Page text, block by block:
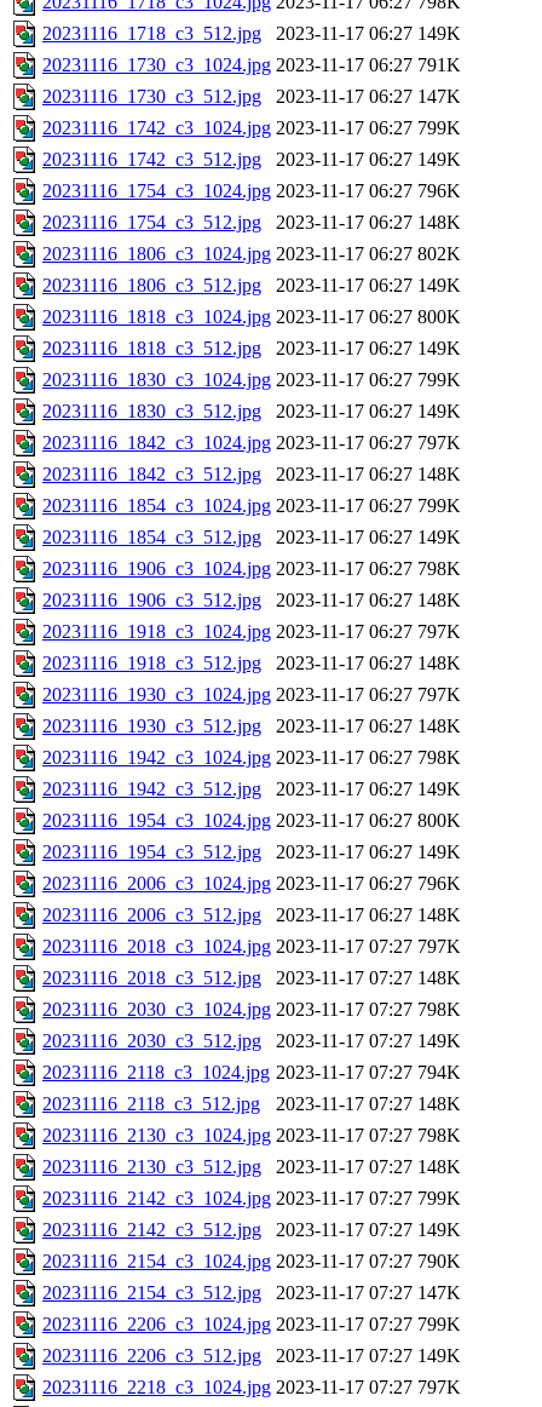
20231116_1718_c3_512.jpg
2023-11-17 06:27 149K
20231116_1730_c3_1024.jpg 2023-11-17 06:27 791K
20231116_1730_c3_512.jpg
2023-11-17 06:27 147K
20231116_1742_c3_1024.jpg 2023-11-17 06:27 799K
20231116_1742_c3_512.jpg
2023-11-17 06:27 149K
20231116_1754_c3_1024.jpg 2023-11-17 06:27 796K
20231116_1754_c3_512.jpg
2023-11-17 06:27 148K
20231116_1806_c3_1024.jpg 2023-11-17 06:27 802K
20231116_1806_c3_512.jpg
2023-11-17 06:27 149K
20231116_1818_c3_1024.jpg 2023-11-17 06:27 800K
20231116_1818_c3_512.jpg
2023-11-17 06:27 149K
20231116_1830_c3_1024.jpg 2023-11-17 06:27 799K
20231116_1830_c3_512.jpg
2023-11-17 06:27 149K
20231116_1842_c3_1024.jpg 2023-11-17 06:27 797K
20231116_1842_c3_512.jpg
2023-11-17 06:27 148K
20231116_1854_c3_1024.jpg 2023-11-17 06:27 799K
20231116_1854_c3_512.jpg
2023-11-17 06:27 149K
20231116_1906_c3_1024.jpg 2023-11-17 06:27 798K
20231116_1906_c3_512.jpg
2023-11-17 06:27 148K
20231116_1918_c3_1024.jpg 2023-11-17 06:27 797K
20231116_1918_c3_512.jpg
2023-11-17 06:27 148K
20231116_1930_c3_1024.jpg 2023-11-17 06:27 797K
20231116_1930_c3_512.jpg
2023-11-17 06:27 148K
20231116_1942_c3_1024.jpg 2023-11-17 06:27 798K
20231116_1942_c3_512.jpg
2023-11-17 06:27 149K
20231116_1954_c3_1024.jpg 2023-11-17 06:27 800K
20231116_1954_c3_512.jpg
2023-11-17 06:27 149K
20231116_2006_c3_1024.jpg 2023-11-17 06:27 796K
20231116_2006_c3_512.jpg
2023-11-17 06:27 148K
20231116_2018_c3_1024.jpg 2023-11-17 07:27 797K
20231116_2018_c3_512.jpg
2023-11-17 07:27 148K
20231116_2030_c3_1024.jpg 2023-11-17 07:27 798K
20231116_2030_c3_512.jpg
2023-11-17 07:27 149K
20231116_2118_c3_1024.jpg 2023-11-17 07:27 794K
20231116_2118_c3_512.jpg
2023-11-17 07:27 148K
20231116_2130_c3_1024.jpg 2023-11-17 07:27 798K
20231116_2130_c3_512.jpg
2023-11-17 07:27 148K
20231116_2142_c3_1024.jpg 2023-11-17 07:27 799K
20231116_2142_c3_512.jpg
2023-11-17 07:27 149K
20231116_2154_c3_1024.jpg 2023-11-17 07:27 790K
20231116_2154_c3_512.jpg
2023-11-17 07:27 147K
20231116_2206_c3_1024.jpg 2023-11-17 07:27 799K
20231116_2206_c3_512.jpg
2023-11-17 07:27 149K
20231116_2218_c3_1024.jpg 2023-11-17 07:27 797K